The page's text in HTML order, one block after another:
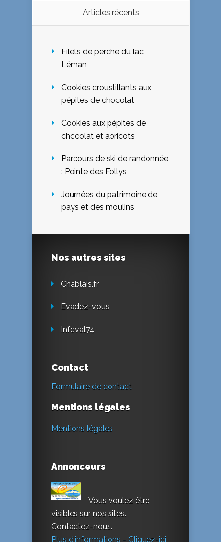
Articles récents
Filets de perche du lac
Léman
Cookies croustillants aux
pépites de chocolat
Cookies aux pépites de
chocolat et abricots
Parcours de ski de randonnée
: Pointe des Follys
Journées du patrimoine de
pays et des moulins
Nos autres sites
Chablais.fr
Evadez-vous
Infoval74
Contact
Formulaire de contact
Mentions légales
Mentions légales
Annonceurs
Vous voulez être
visibles sur nos sites.
Contactez-nous.
Plus d'informations - Cliquez-ici